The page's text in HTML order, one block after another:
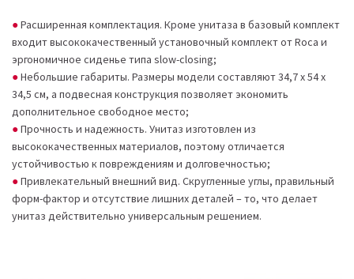
Расширенная комплектация. Кроме унитаза в базовый комплект
входит высококачественный установочный комплект от Roca и
эргономичное сиденье типа slow-closing;
Небольшие габариты. Размеры модели составляют 34,7 х 54 х
34,5 см, а подвесная конструкция позволяет экономить
дополнительное свободное место;
Прочность и надежность. Унитаз изготовлен из
высококачественных материалов, поэтому отличается
устойчивостью к повреждениям и долговечностью;
Привлекательный внешний вид. Скругленные углы, правильный
форм-фактор и отсутствие лишних деталей – то, что делает
унитаз действительно универсальным решением.